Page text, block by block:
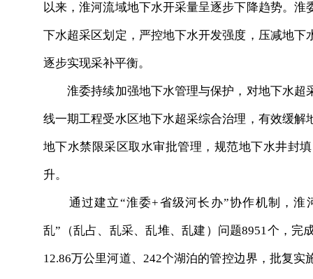
以来，淮河流域地下水开采量呈逐步下降趋势。
下水超采区划定，严控地下水开发强度，压减地
逐步实现采补平衡。
淮委持续加强地下水管理与保护，对地下水超
线一期工程受水区地下水超采综合治理，有效缓
地下水禁限采区取水审批管理，规范地下水井封
升。
通过建立“淮委+省级河长办”协作机制，淮
乱”（乱占、乱采、乱堆、乱建）问题8951个，
12.86万公里河道、242个湖泊的管控边界，批复